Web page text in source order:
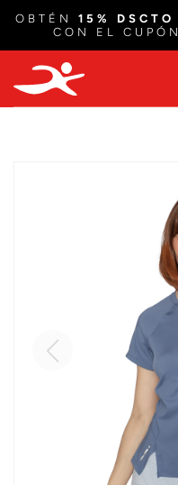
OBTÉN 15% DSCTO
CON EL